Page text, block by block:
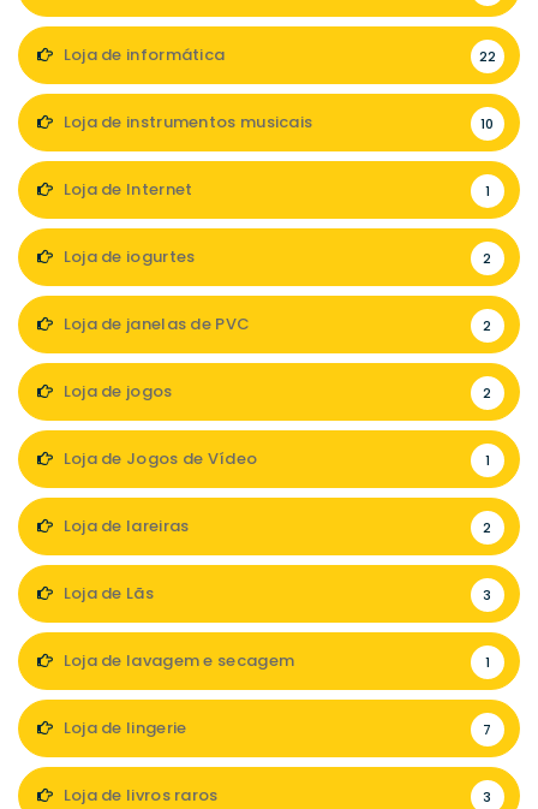
Loja de informática 22
Loja de instrumentos musicais 10
Loja de Internet 1
Loja de iogurtes 2
Loja de janelas de PVC 2
Loja de jogos 2
Loja de Jogos de Vídeo 1
Loja de lareiras 2
Loja de Lãs 3
Loja de lavagem e secagem 1
Loja de lingerie 7
Loja de livros raros 3